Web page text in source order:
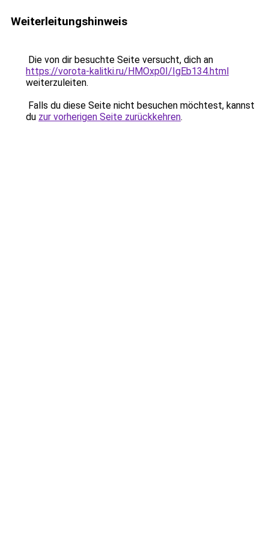
Weiterleitungshinweis
Die von dir besuchte Seite versucht, dich an
https://vorota-kalitki.ru/HMOxp0I/IgEb134.html
weiterzuleiten.
Falls du diese Seite nicht besuchen möchtest, kannst
du zur vorherigen Seite zurückkehren.